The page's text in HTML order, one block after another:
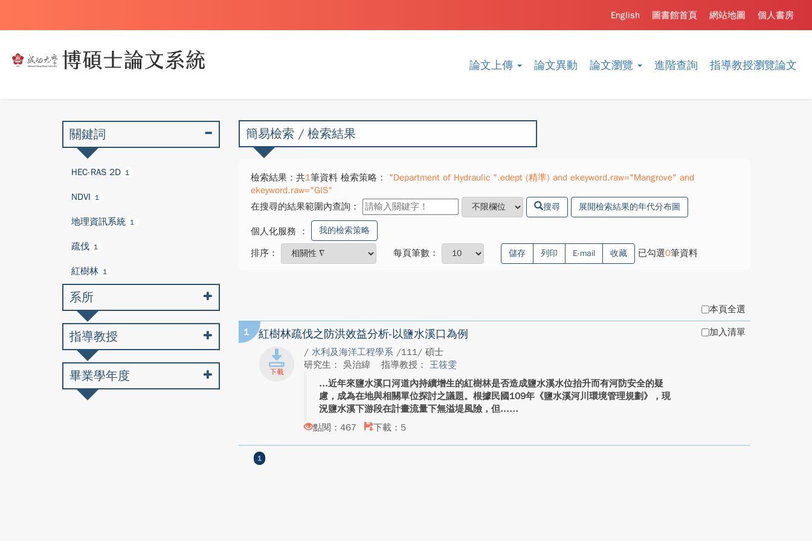
論文上傳 論文異動 論文瀏覽 進階查詢 指導教授瀏覽論文
個人書房
網站地圖
圖書館首頁
English
簡易檢索 / 檢索結果
檢索結果：共1筆資料 檢索策略：
"Department of Hydraulic ".edept (精準) and ekeyword.raw="Mangrove" and
ekeyword.raw="GIS"
在搜尋的結果範圍內查詢：
搜尋 展開檢索結果的年代分布圖
個人化服務 ： 我的檢索策略
排序： 每頁筆數： 儲存 列印 E-mail 收藏 已勾選0筆資料
本頁全選
1 紅樹林疏伐之防洪效益分析-以鹽水溪口為例
/ 水利及海洋工程學系 /111/ 碩士
研究生： 吳治緯
指導教授： 王筱雯
近年來鹽水溪口河道內持續增生的紅樹林是否造成鹽水溪水位抬升而有河防安全的疑
慮，成為在地與相關單位探討之議題。根據民國109年《鹽水溪河川環境管理規劃》，現
況鹽水溪下游段在計畫流量下無溢堤風險，但...
點閱：467
下載：5
加入清單
1
關鍵詞
HEC-RAS 2D 1
NDVI 1
地理資訊系統 1
疏伐 1
紅樹林 1
系所
指導教授
畢業學年度